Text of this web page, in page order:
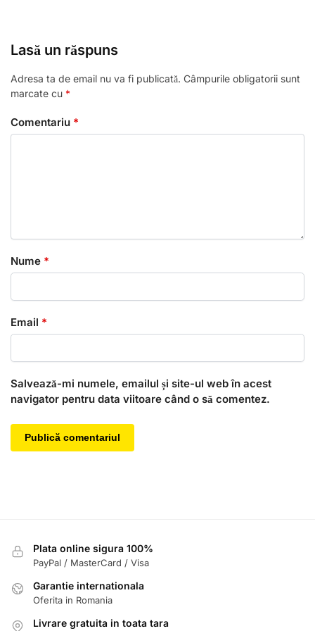
Lasă un răspuns
Adresa ta de email nu va fi publicată. Câmpurile obligatorii sunt
marcate cu *
Comentariu *
Nume *
Email *
Salvează-mi numele, emailul și site-ul web în acest
navigator pentru data viitoare când o să comentez.
Plata online sigura 100%
PayPal / MasterCard / Visa
Garantie internationala
Oferita in Romania
Livrare gratuita in toata tara